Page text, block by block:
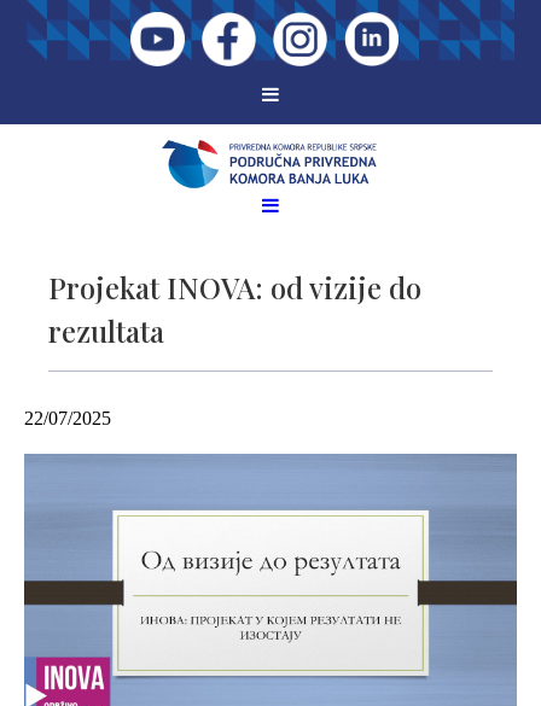
Projekat INOVA: od vizije do
rezultata
22/07/2025